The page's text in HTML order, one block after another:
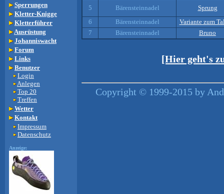
Sperrungen
Kletter-Knigge
Kletterführer
Ausrüstung
Johanniswacht
Forum
Links
Benutzer
Login
Anlegen
Top 20
Treffen
Wetter
Kontakt
Impressum
Datenschutz
Anzeige:
5
Bärensteinnadel
Sprung
6
Bärensteinnadel
Variante zum
7
Bärensteinnadel Bruno
[Hier geht's
Copyright © 1999-2015 by